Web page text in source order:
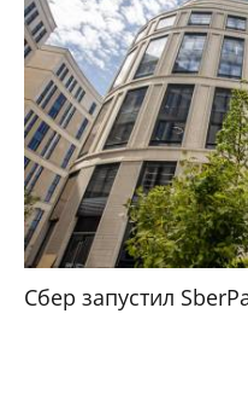
Сбер запустил